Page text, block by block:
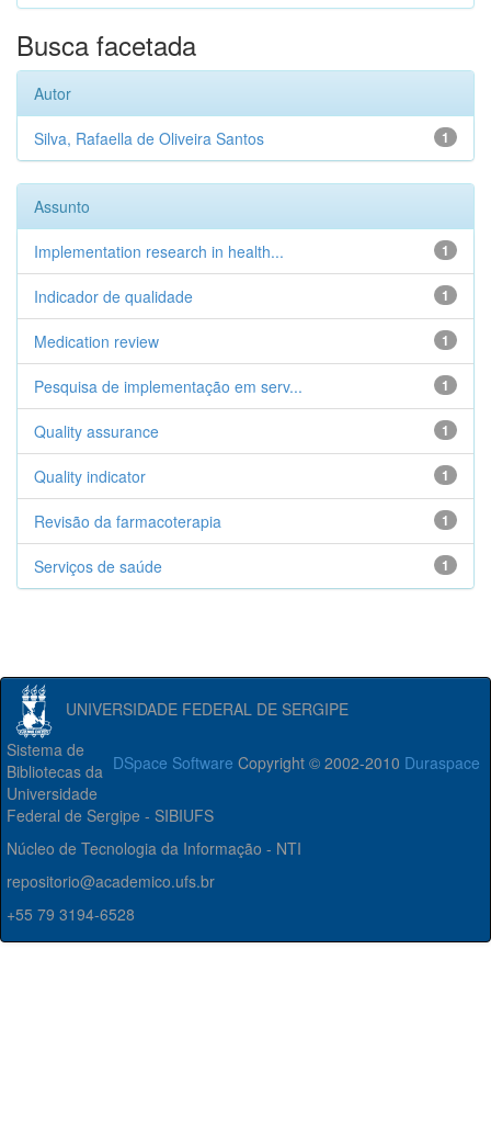
Busca facetada
Autor
1
Silva, Rafaella de Oliveira Santos
Assunto
1
Implementation research in health...
1
Indicador de qualidade
1
Medication review
1
Pesquisa de implementação em serv...
1
Quality assurance
1
Quality indicator
1
Revisão da farmacoterapia
1
Serviços de saúde
UNIVERSIDADE FEDERAL DE SERGIPE
DSpace Software Copyright © 2002-2010 Duraspace
Sistema de
Bibliotecas da
Universidade
Federal de Sergipe - SIBIUFS
Núcleo de Tecnologia da Informação - NTI
repositorio@academico.ufs.br
+55 79 3194-6528